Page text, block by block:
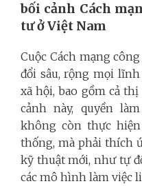
bối cảnh Cách
tư ở Việt Nam
Cuộc Cách mạng
đổi sâu, rộng mọi
xã hội, bao gồm cả
cảnh này, quyền
không còn thực
thống, mà phải thích
kỹ thuật mới, như tự
các mô hình làm việc